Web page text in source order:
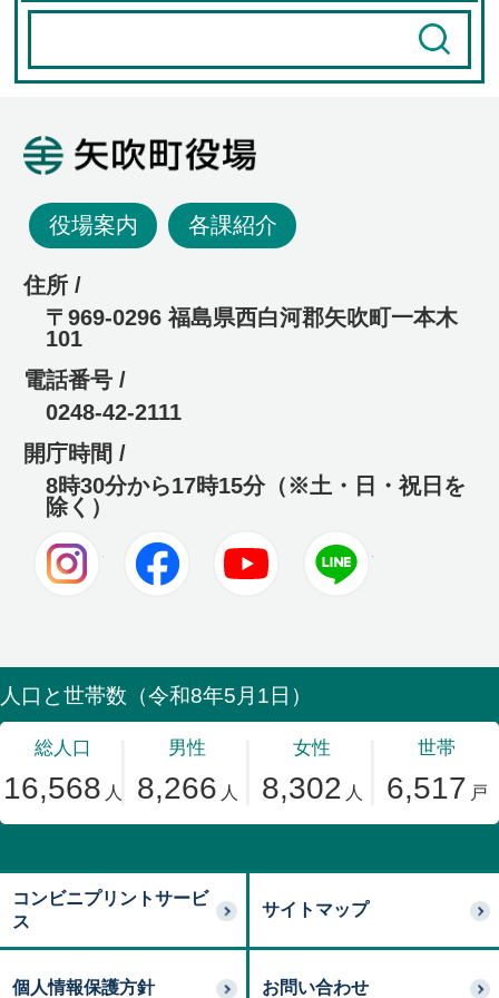
役場案内 各課紹介
住所 /
〒969-0296 福島県西白河郡矢吹町一本木
101
電話番号 /
0248-42-2111
開庁時間 /
8時30分から17時15分（※土・日・祝日を
除く）
Instagram Facebook Youtube
コンビニプリントサービ
ス
サイトマップ
個人情報保護方針 お問い合わせ